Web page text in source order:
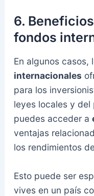
6.
fondos
En algunos casos,
internacionales
para los
leyes locales y del
puedes acceder a
ventajas
los rendimientos
Esto puede ser
vives en un país